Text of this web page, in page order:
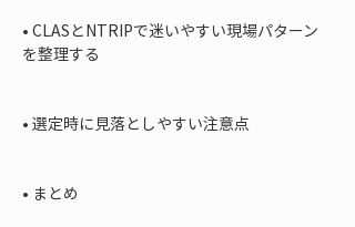
• CLASとNTRIPで迷いやすい現場パターン
を整理する
• 選定時に見落としやすい注意点
• まとめ